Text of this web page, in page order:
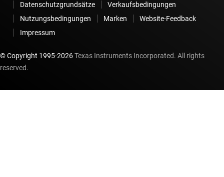
Datenschutzgrundsätze
Verkaufsbedingungen
Nutzungsbedingungen
Marken
Website-Feedback
Impressum
© Copyright 1995-2026Texas Instruments Incorporated. All rights
reserved.